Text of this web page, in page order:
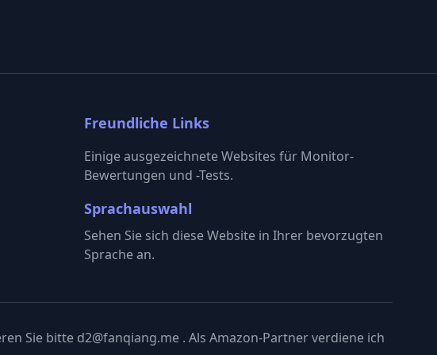
Freundliche Links
Einige ausgezeichnete Websites für Monitor-
Bewertungen und -Tests.
Sprachauswahl
Sehen Sie sich diese Website in Ihrer bevorzugten
Sprache an.
Sie bitte d2@fanqiang.me . Als Amazon-Partner verdiene ich